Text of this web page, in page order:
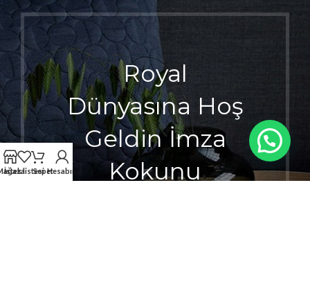
Royal
Dünyasına Hoş
Geldin İmza
Kokunu
İstek listesiSepetHesabım